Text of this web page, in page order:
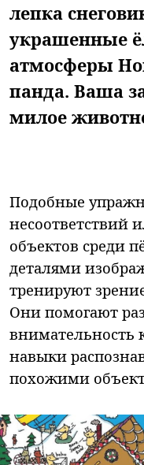
лепка
украшенные
атмосферы
панда. Ваша
милое
Подобные
несоответствий
объектов среди
деталями
тренируют
Они помогают
внимательность
навыки
похожими